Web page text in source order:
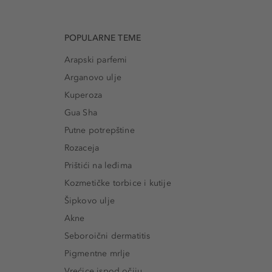
POPULARNE TEME
Arapski parfemi
Arganovo ulje
Kuperoza
Gua Sha
Putne potrepštine
Rozaceja
Prištići na leđima
Kozmetičke torbice i kutije
Šipkovo ulje
Akne
Seboroični dermatitis
Pigmentne mrlje